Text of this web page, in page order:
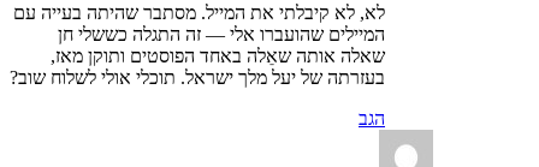
לא, לא קיבלתי את המייל. מסתבר שהיתה בעייה עם
המיילים שהועברו אלי — זה התגלה כששלי חן
שאלה אותה שאֵלה באחד הפוסטים ותוקן מאז,
בעזרתה של יעל מלך ישראל. תוכלי אולי לשלוח שוב?
הגב